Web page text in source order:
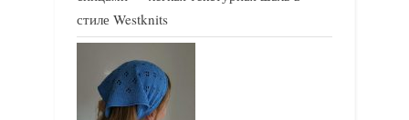
стиле Westknits